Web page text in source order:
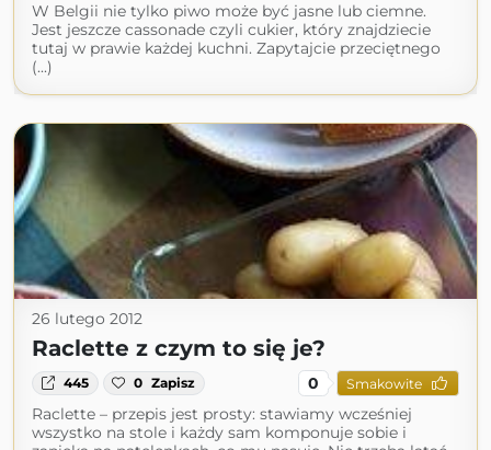
W Belgii nie tylko piwo może być jasne lub ciemne.
Jest jeszcze cassonade czyli cukier, który znajdziecie
tutaj w prawie każdej kuchni. Zapytajcie przeciętnego
(...)
26 lutego 2012
Raclette z czym to się je?
445 0 Zapisz 0 Smakowite
Raclette – przepis jest prosty: stawiamy wcześniej
wszystko na stole i każdy sam komponuje sobie i